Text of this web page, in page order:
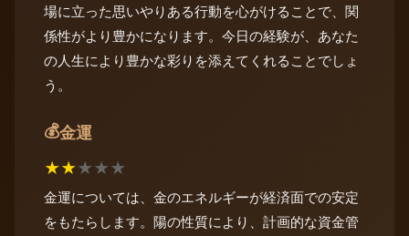
場に立った思いやりある行動を心がけることで、関
係性がより豊かになります。今日の経験が、あなた
の人生により豊かな彩りを添えてくれることでしょ
う。
💰金運
★★★★★
金運については、金のエネルギーが経済面での安定
をもたらします。陽の性質により、計画的な資金管